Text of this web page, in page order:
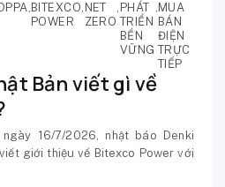
DPPA, BITEXCO
POWER
, NET
ZERO
, PHÁT
TRIỂN
BỀN
VỮNG
, MUA
BÁN
ĐIỆN
TRỰC
TIẾP
Bản viết gì về
16/7/2026, nhật báo Denki
giới thiệu về Bitexco Power với